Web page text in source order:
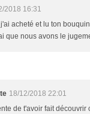
2018 16:31
acheté et lu ton
que nous avons le
18/12/2018 22:01
de t'avoir fait découvrir